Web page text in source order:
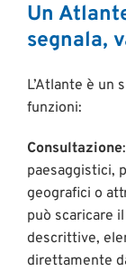
Un
segnala,
L’Atlante è
funzioni:
Consultazione
paesaggistici,
geografici o
può scaricare
descrittive,
direttamente